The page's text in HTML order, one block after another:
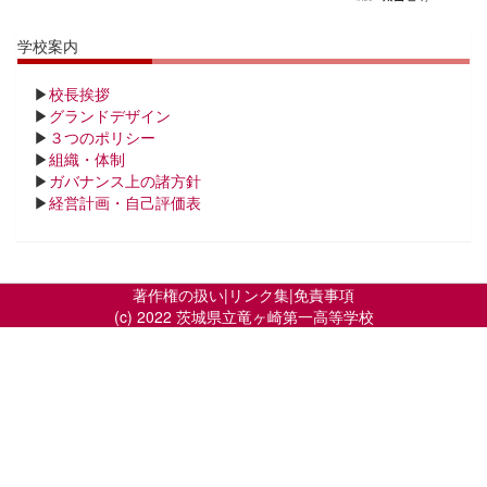
学校案内
▶校長挨拶
▶ グランドデザイン
▶ ３つのポリシー
▶組織・体制
▶ ガバナンス上の諸方針
▶経営計画・自己評価表
著作権の扱い| リンク集|免責事項
(c) 2022 茨城県立竜ヶ崎第一高等学校